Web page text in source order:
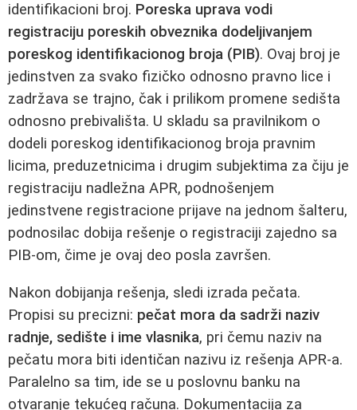
identifikacioni broj. Poreska uprava vodi
registraciju poreskih obveznika dodeljivanjem
poreskog identifikacionog broja (PIB). Ovaj broj je
jedinstven za svako fizičko odnosno pravno lice i
zadržava se trajno, čak i prilikom promene sedišta
odnosno prebivališta. U skladu sa pravilnikom o
dodeli poreskog identifikacionog broja pravnim
licima, preduzetnicima i drugim subjektima za čiju je
registraciju nadležna APR, podnošenjem
jedinstvene registracione prijave na jednom šalteru,
podnosilac dobija rešenje o registraciji zajedno sa
PIB-om, čime je ovaj deo posla završen.
Nakon dobijanja rešenja, sledi izrada pečata.
Propisi su precizni: pečat mora da sadrži naziv
radnje, sedište i ime vlasnika, pri čemu naziv na
pečatu mora biti identičan nazivu iz rešenja APR-a.
Paralelno sa tim, ide se u poslovnu banku na
otvaranje tekućeg računa. Dokumentacija za